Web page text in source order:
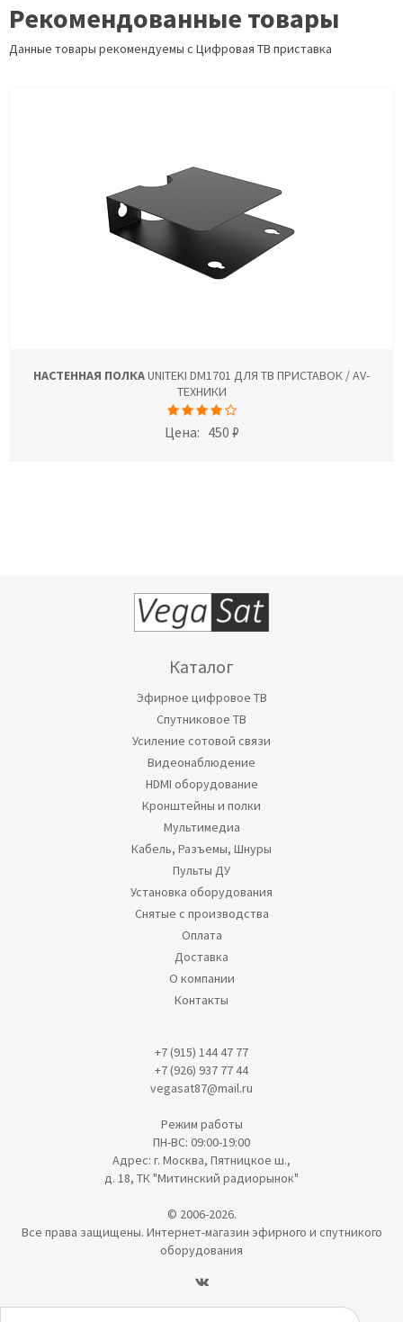
Рекомендованные товары
Данные товары рекомендуемы с Цифровая ТВ приставка
НАСТЕННАЯ ПОЛКАUNITEKI DM1701 ДЛЯ ТВ ПРИСТАВОК / AV-
ТЕХНИКИ
Цена: 450 ₽
Каталог
Эфирное цифровое ТВ
Спутниковое ТВ
Усиление сотовой связи
Видеонаблюдение
HDMI оборудование
Кронштейны и полки
Мультимедиа
Кабель, Разъемы, Шнуры
Пульты ДУ
Установка оборудования
Снятые с производства
Оплата
Доставка
О компании
Контакты
+7 (915) 144 47 77
+7 (926) 937 77 44
vegasat87@mail.ru
Режим работы
ПН-ВС: 09:00-19:00
Адрес: г. Москва, Пятницкое ш.,
д. 18, ТК "Митинский радиорынок"
© 2006-2026.
Все права защищены. Интернет-магазин эфирного и спутникого
оборудования